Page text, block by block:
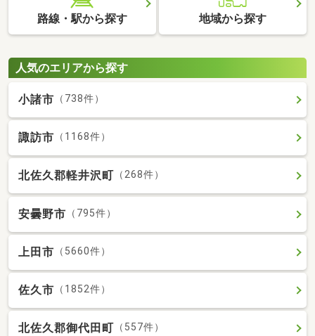
路線・駅から探す 地域から探す
人気のエリアから探す
小諸市 （738件）
諏訪市 （1168件）
北佐久郡軽井沢町 （268件）
安曇野市 （795件）
上田市 （5660件）
佐久市 （1852件）
北佐久郡御代田町 （557件）